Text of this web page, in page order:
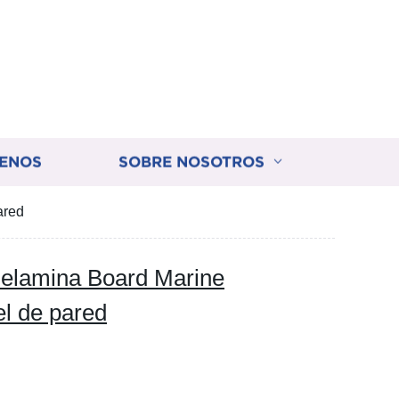
SOBRE NOSOTROS
Board Marine
de pared